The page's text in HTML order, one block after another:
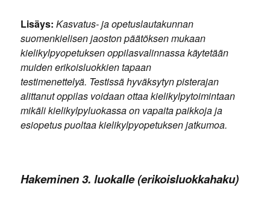
Lisäys: Kasvatus- ja opetuslautakunnan
suomenkielisen jaoston päätöksen mukaan
kielikylpyopetuksen oppilasvalinnassa käytetään
muiden erikoisluokkien tapaan
testimenettelyä. Testissä hyväksytyn pisterajan
alittanut oppilas voidaan ottaa kielikylpytoimintaan
mikäli kielikylpyluokassa on vapaita paikkoja ja
esiopetus puoltaa kielikylpyopetuksen jatkumoa.
Hakeminen 3. luokalle (erikoisluokkahaku)